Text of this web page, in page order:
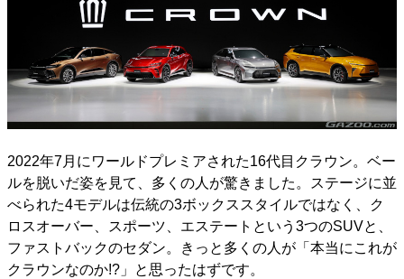
2022年7月にワールドプレミアされた16代目クラウン。ベー
ルを脱いだ姿を見て、多くの人が驚きました。ステージに並
べられた4モデルは伝統の3ボックススタイルではなく、ク
ロスオーバー、スポーツ、エステートという3つのSUVと、
ファストバックのセダン。きっと多くの人が「本当にこれが
クラウンなのか!?」と思ったはずです。